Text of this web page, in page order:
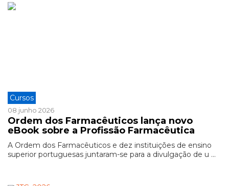
Cursos
08 junho 2026
Ordem dos Farmacêuticos lança novo
eBook sobre a Profissão Farmacêutica
A Ordem dos Farmacêuticos e dez instituições de ensino
superior portuguesas juntaram-se para a divulgação de u ...